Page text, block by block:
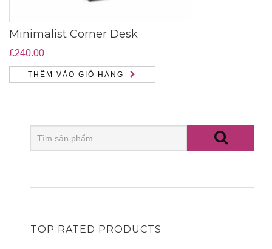
Minimalist Corner Desk
£240.00
THÊM VÀO GIỎ HÀNG
TOP RATED PRODUCTS